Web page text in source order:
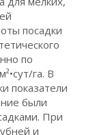
посадки
по
га. В
показатели
были
При
и